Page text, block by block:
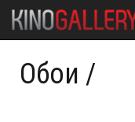
Обои /